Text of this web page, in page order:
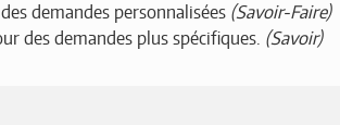
demandes personnalisées (Savoir-Faire)
des demandes plus spécifiques. (Savoir)